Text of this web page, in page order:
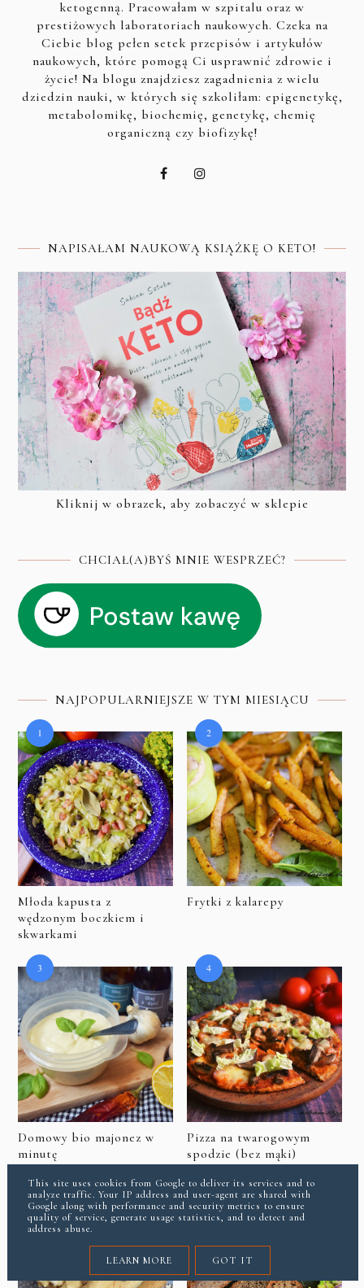
ketogenną. Pracowałam w szpitalu oraz w
prestiżowych laboratoriach naukowych. Czeka na
Ciebie blog pełen setek przepisów i artykułów
naukowych, które pomogą Ci usprawnić zdrowie i
życie! Na blogu znajdziesz zagadnienia z wielu
dziedzin nauki, w których się szkoliłam: epigenetykę,
metabolomikę, biochemię, genetykę, chemię
organiczną czy biofizykę!
NAPISAŁAM NAUKOWĄ KSIĄŻKĘ O KETO!
Kliknij w obrazek, aby zobaczyć w sklepie
CHCIAŁ(A)BYŚ MNIE WESPRZEĆ?
NAJPOPULARNIEJSZE W TYM MIESIĄCU
Młoda kapusta z
wędzonym boczkiem i
skwarkami
Frytki z kalarepy
Domowy bio majonez w
minutę
Pizza na twarogowym
spodzie (bez mąki)
This site uses cookies from Google to deliver its services and to
analyze traffic. Your IP address and user-agent are shared with
Google along with performance and security metrics to ensure
quality of service, generate usage statistics, and to detect and
address abuse.
LEARN MORE GOT IT